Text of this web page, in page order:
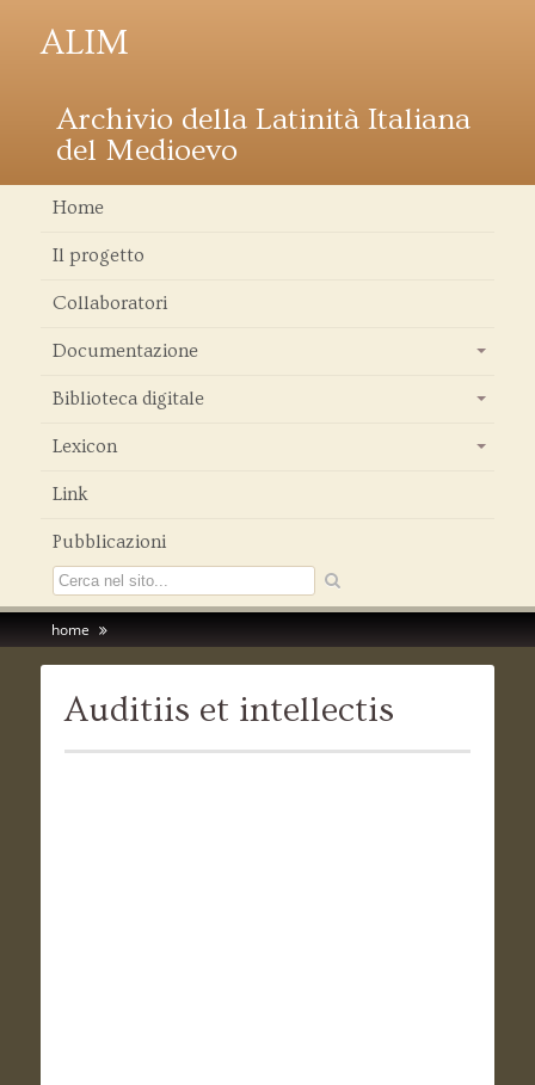
ALIM
Archivio della Latinità Italiana
del Medioevo
Home
Il progetto
Collaboratori
Documentazione
Biblioteca digitale
Lexicon
Link
Pubblicazioni
home
Auditiis et intellectis